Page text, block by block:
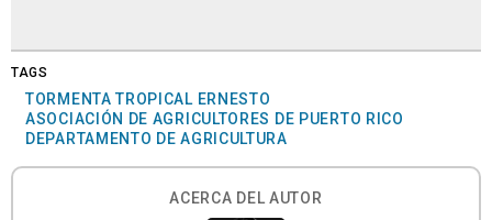
TAGS
TORMENTA TROPICAL ERNESTO
ASOCIACIÓN DE AGRICULTORES DE PUERTO RICO
DEPARTAMENTO DE AGRICULTURA
ACERCA DEL AUTOR